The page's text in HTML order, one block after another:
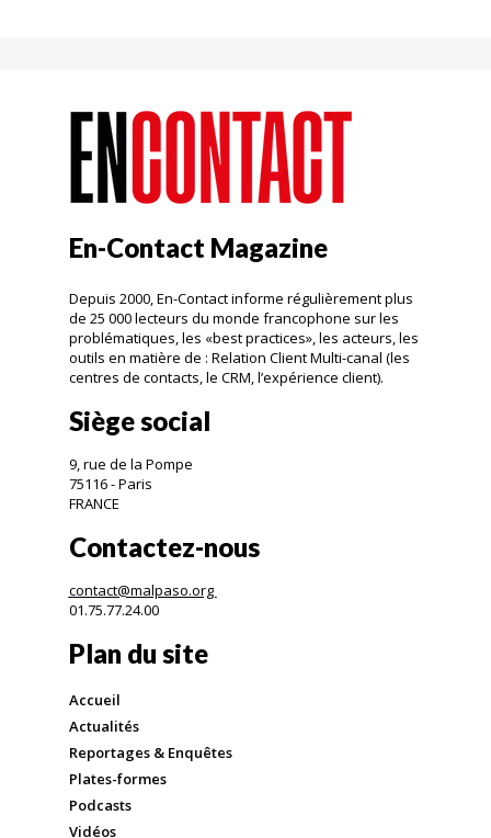
En-Contact Magazine
Depuis 2000, En-Contact informe régulièrement plus
de 25 000 lecteurs du monde francophone sur les
problématiques, les «best practices», les acteurs, les
outils en matière de : Relation Client Multi-canal (les
centres de contacts, le CRM, l’expérience client).
Siège social
9, rue de la Pompe
75116 - Paris
FRANCE
Contactez-nous
contact@malpaso.org
01.75.77.24.00
Plan du site
Accueil
Actualités
Reportages & Enquêtes
Plates-formes
Podcasts
Vidéos